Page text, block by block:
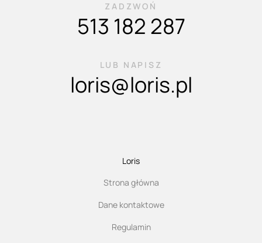
ZADZWOŃ
513 182 287
LUB NAPISZ
loris@loris.pl
Loris
Strona główna
Dane kontaktowe
Regulamin